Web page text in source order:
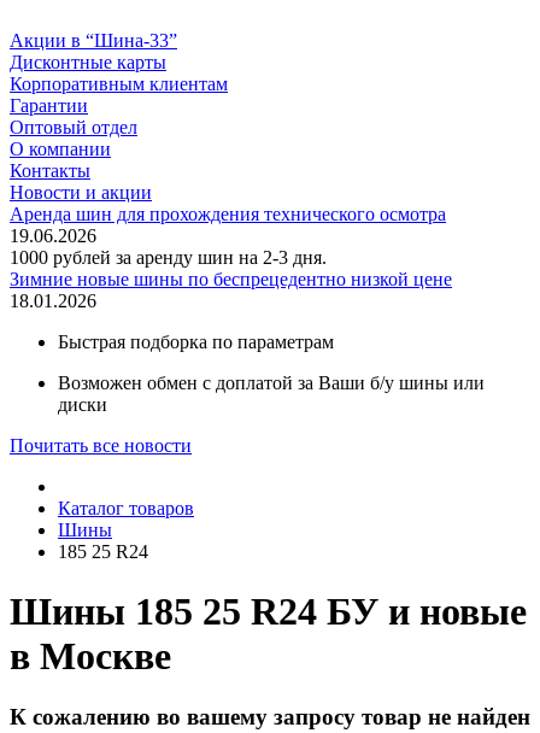
Акции в “Шина-33”
Дисконтные карты
Корпоративным клиентам
Гарантии
Оптовый отдел
О компании
Контакты
Новости и акции
Аренда шин для прохождения технического осмотра
19.06.2026
1000 рублей за аренду шин на 2-3 дня.
Зимние новые шины по беспрецедентно низкой цене
18.01.2026
Быстрая подборка по параметрам
Возможен обмен с доплатой за Ваши б/у шины или
диски
Почитать все новости
Каталог товаров
Шины
185 25 R24
Шины 185 25 R24 БУ и новые
в Москве
К сожалению во вашему запросу товар не найден